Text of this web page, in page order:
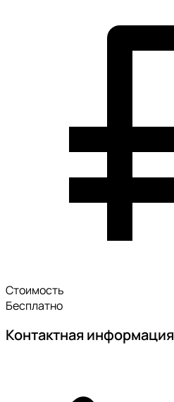
Стоимость
Бесплатно
Контактная информация